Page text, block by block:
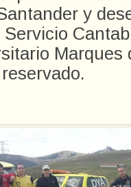
y
Marques